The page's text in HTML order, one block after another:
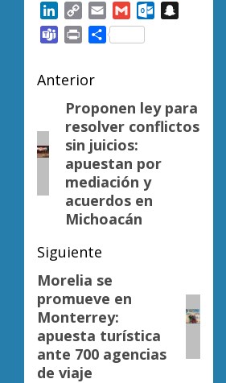
LinkedIn
Copy
Link
Email GmailOutlook.com
TeamsPrintCompartir
Navegación
entradas
Anterior
Entrada
anterior:
Proponen ley para
resolver conflictos
sin juicios:
apuestan por
mediación y
acuerdos en
Michoacán
Siguiente
Siguiente
entrada:
Morelia se
promueve en
Monterrey:
apuesta turística
ante 700 agencias
de viaje